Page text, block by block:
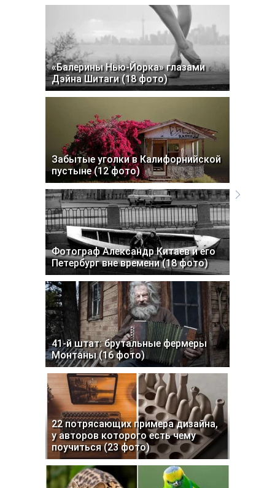
«Балерины Нью-Йорка» глазами
Дэйна Шитаги (18 фото)
Забытые уголки в Калифорнийской
пустыне (12 фото)
Фотограф Александр Китаев и его
Петербург вне времени (18 фото)
41-й штат: брутальные фермеры
Монтаны (16 фото)
22 потрясающих примера дизайна,
у авторов которого есть чему
поучиться (23 фото)